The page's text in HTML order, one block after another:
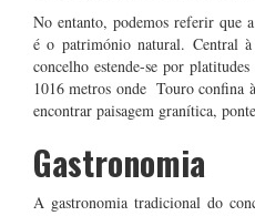
No entanto, podemos referir que
é o património natural. Central
concelho estende-se por
1016 metros onde Touro confina
encontrar paisagem granítica,
Gastronomia
A gastronomia tradicional do